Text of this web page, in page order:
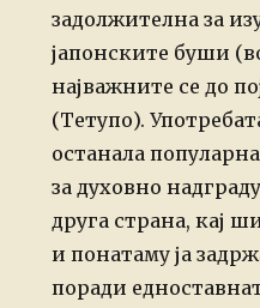
задолжителна за
јапонските буши
најважните се до
(Тетупо).
останала
за духовно
друга страна, кај
и понатаму ја
поради